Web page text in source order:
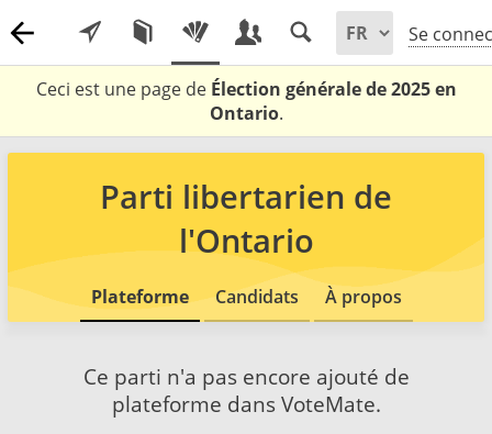
Se
Ceci est une page de Élection générale de 2025 en
Ontario.
Parti libertarien de
l'Ontario
Plateforme Candidats À propos
Ce parti n'a pas encore ajouté de
plateforme dans VoteMate.